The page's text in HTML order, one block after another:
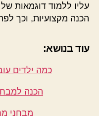
עליו ללמוד דוגמאות
הכנה מקצועיות, וכך
עוד בנושא:
כמה ילדים
הכנה
מבחני